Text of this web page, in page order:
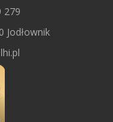
279
Jodłownik